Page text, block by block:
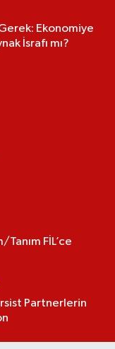
Ekonomiye
İsrafı mı?
FİL’ce
Partnerlerin